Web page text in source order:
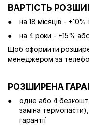
ВАРТІСТЬ
на 18 місяців -
на 4 роки - +15%
Щоб оформити
менеджером за
РОЗШИРЕНА
одне або 4
заміна
гарантії